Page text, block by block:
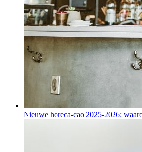
Nieuwe horeca-cao 2025-2026: